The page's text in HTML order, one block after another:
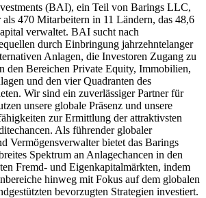
(BAI), ein Teil von Barings LLC,
470 Mitarbeitern in 11 Ländern, das 48,6
verwaltet. BAI sucht nach
durch Einbringung jahrzehntelanger
Anlagen, die Investoren Zugang zu
den Bereichen Private Equity, Immobilien,
und den vier Quadranten des
Wir sind ein zuverlässiger Partner für
unsere globale Präsenz und unsere
zur Ermittlung der attraktivsten
Als führender globaler
Vermögensverwalter bietet das Barings
Spektrum an Anlagechancen in den
Fremd- und Eigenkapitalmärkten, indem
hinweg mit Fokus auf dem globalen
bevorzugten Strategien investiert.